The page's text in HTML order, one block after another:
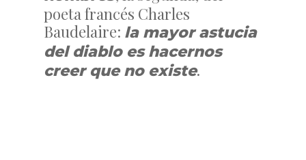
poeta francés Charles
Baudelaire: la mayor astucia
del diablo es hacernos
creer que no existe.